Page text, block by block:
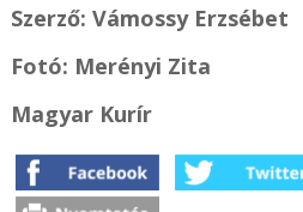
Szerző: Vámossy Erzsébet
Fotó: Merényi Zita
Magyar Kurír